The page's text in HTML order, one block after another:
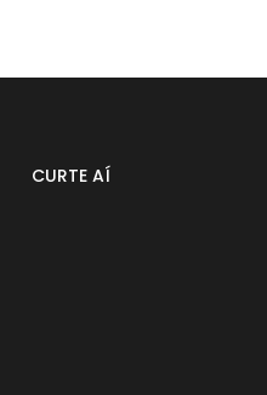
CURTE AÍ